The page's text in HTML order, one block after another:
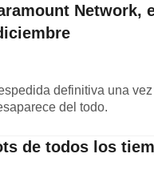
Network,
definitiva una
del todo.
de todos los